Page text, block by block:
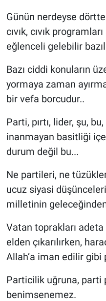
Günün nerdeyse
cıvık, cıvık
eğlenceli gelebilir
Bazı ciddi konuların
yormaya zaman
bir vefa borcudur..
Parti, pırtı, lider, şu,
inanmayan basitliği
durum değil bu...
Ne partileri, ne
ucuz siyasi
milletinin
Vatan toprakları adeta
elden çıkarılırken,
Allah’a iman edilir
Particilik uğruna, parti
benimsenemez.